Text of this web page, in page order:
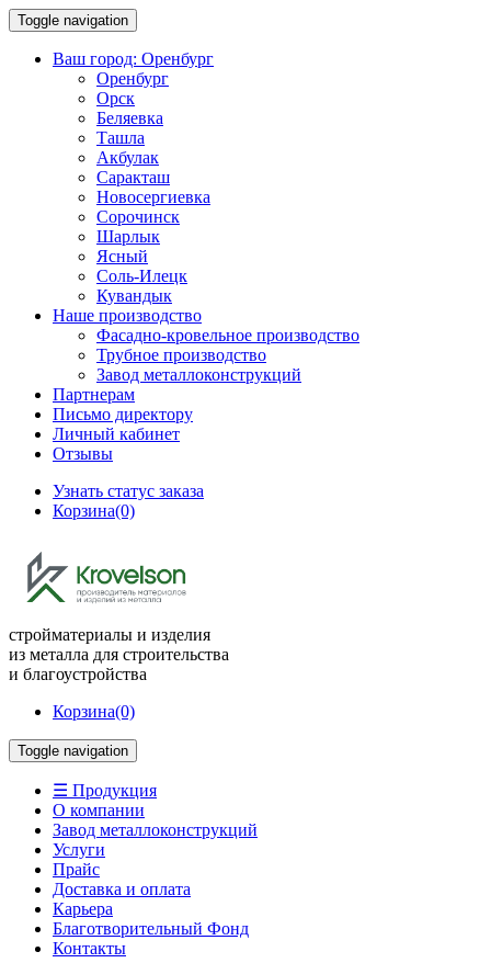
Toggle navigation
Ваш город: Оренбург
Оренбург
Орск
Беляевка
Ташла
Акбулак
Саракташ
Новосергиевка
Сорочинск
Шарлык
Ясный
Соль-Илецк
Кувандык
Наше производство
Фасадно-кровельное производство
Трубное производство
Завод металлоконструкций
Партнерам
Письмо директору
Личный кабинет
Отзывы
Узнать статус заказа
Корзина(0)
стройматериалы и изделия
из металла для строительства
и благоустройства
Корзина(0)
Toggle navigation
☰ Продукция
О компании
Завод металлоконструкций
Услуги
Прайс
Доставка и оплата
Карьера
Благотворительный Фонд
Контакты